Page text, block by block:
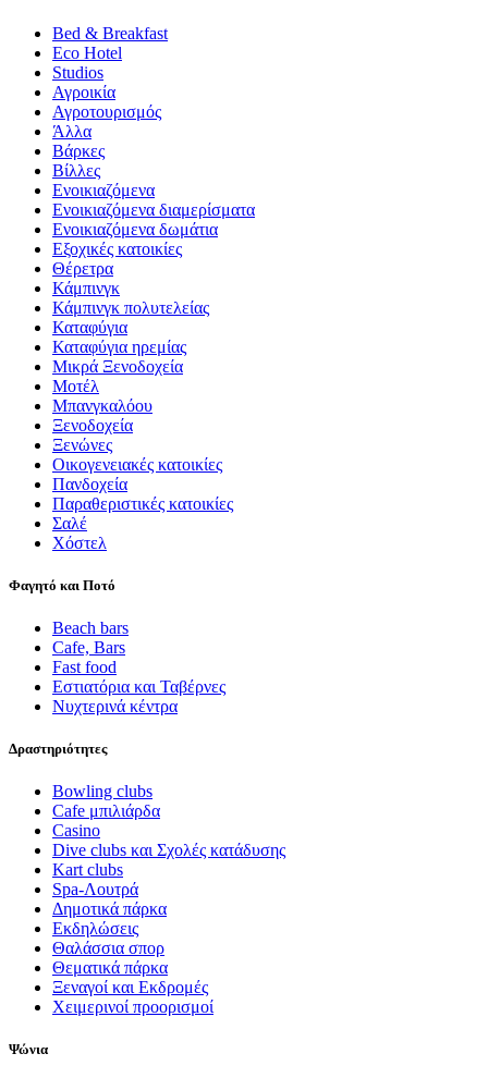
Bed & Breakfast
Eco Hotel
Studios
Αγροικία
Αγροτουρισμός
Άλλα
Βάρκες
Βίλλες
Ενοικιαζόμενα
Ενοικιαζόμενα διαμερίσματα
Ενοικιαζόμενα δωμάτια
Εξοχικές κατοικίες
Θέρετρα
Κάμπινγκ
Κάμπινγκ πολυτελείας
Καταφύγια
Καταφύγια ηρεμίας
Μικρά Ξενοδοχεία
Μοτέλ
Μπανγκαλόου
Ξενοδοχεία
Ξενώνες
Οικογενειακές κατοικίες
Πανδοχεία
Παραθεριστικές κατοικίες
Σαλέ
Χόστελ
Φαγητό και Ποτό
Beach bars
Cafe, Bars
Fast food
Εστιατόρια και Ταβέρνες
Νυχτερινά κέντρα
Δραστηριότητες
Bowling clubs
Cafe μπιλιάρδα
Casino
Dive clubs και Σχολές κατάδυσης
Kart clubs
Spa-Λουτρά
Δημοτικά πάρκα
Εκδηλώσεις
Θαλάσσια σπορ
Θεματικά πάρκα
Ξεναγοί και Εκδρομές
Χειμερινοί προορισμοί
Ψώνια